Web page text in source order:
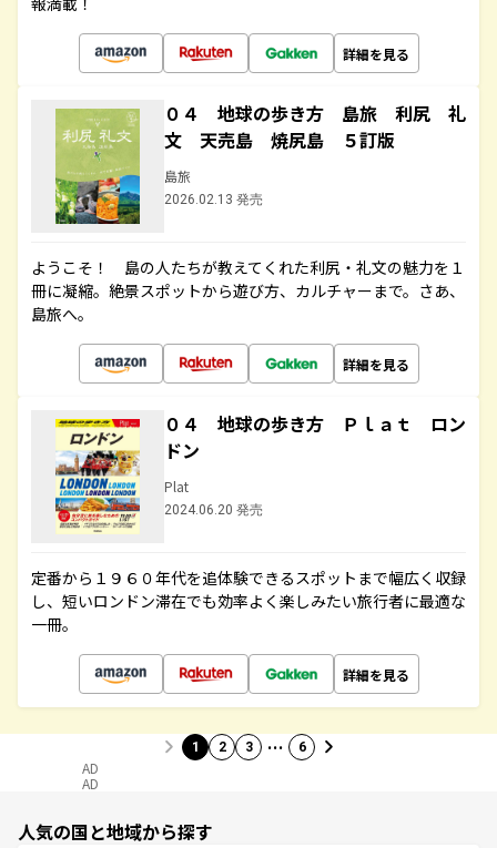
詳細を見る
０４ 地球の歩き方 島旅 利尻 礼
文 天売島 焼尻島 ５訂版
島旅
2026.02.13 発売
ようこそ！ 島の人たちが教えてくれた利尻・礼文の魅力を１
冊に凝縮。絶景スポットから遊び方、カルチャーまで。さあ、
島旅へ。
詳細を見る
０４ 地球の歩き方 Ｐｌａｔ ロン
ドン
Plat
2024.06.20 発売
定番から１９６０年代を追体験できるスポットまで幅広く収録
し、短いロンドン滞在でも効率よく楽しみたい旅行者に最適な
一冊。
詳細を見る
1 2 3 … 6
AD
AD
人気の国と地域から探す